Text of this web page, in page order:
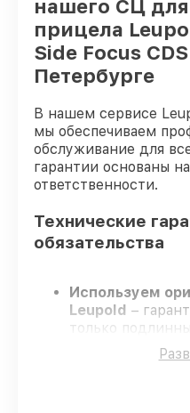
нашего СЦ
прицела
Side Focus
Петербурге
В нашем сервисе
мы обеспечиваем
обслуживание для
гарантии основаны
ответственности.
Технические
обязательства
Используем
Leupold –
только
проходят